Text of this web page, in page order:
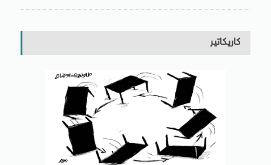
كاريكاتير